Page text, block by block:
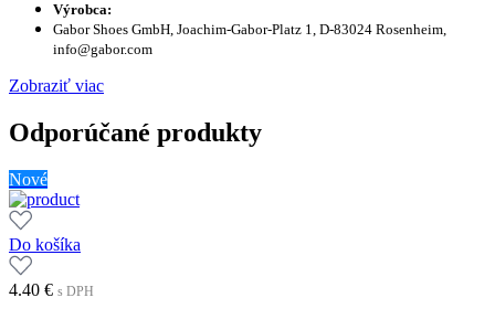
Výrobca:
Gabor Shoes GmbH, Joachim-Gabor-Platz 1, D-83024 Rosenheim,
info@gabor.com
Zobraziť viac
Odporúčané produkty
Nové
Do košíka
4.40 € s DPH